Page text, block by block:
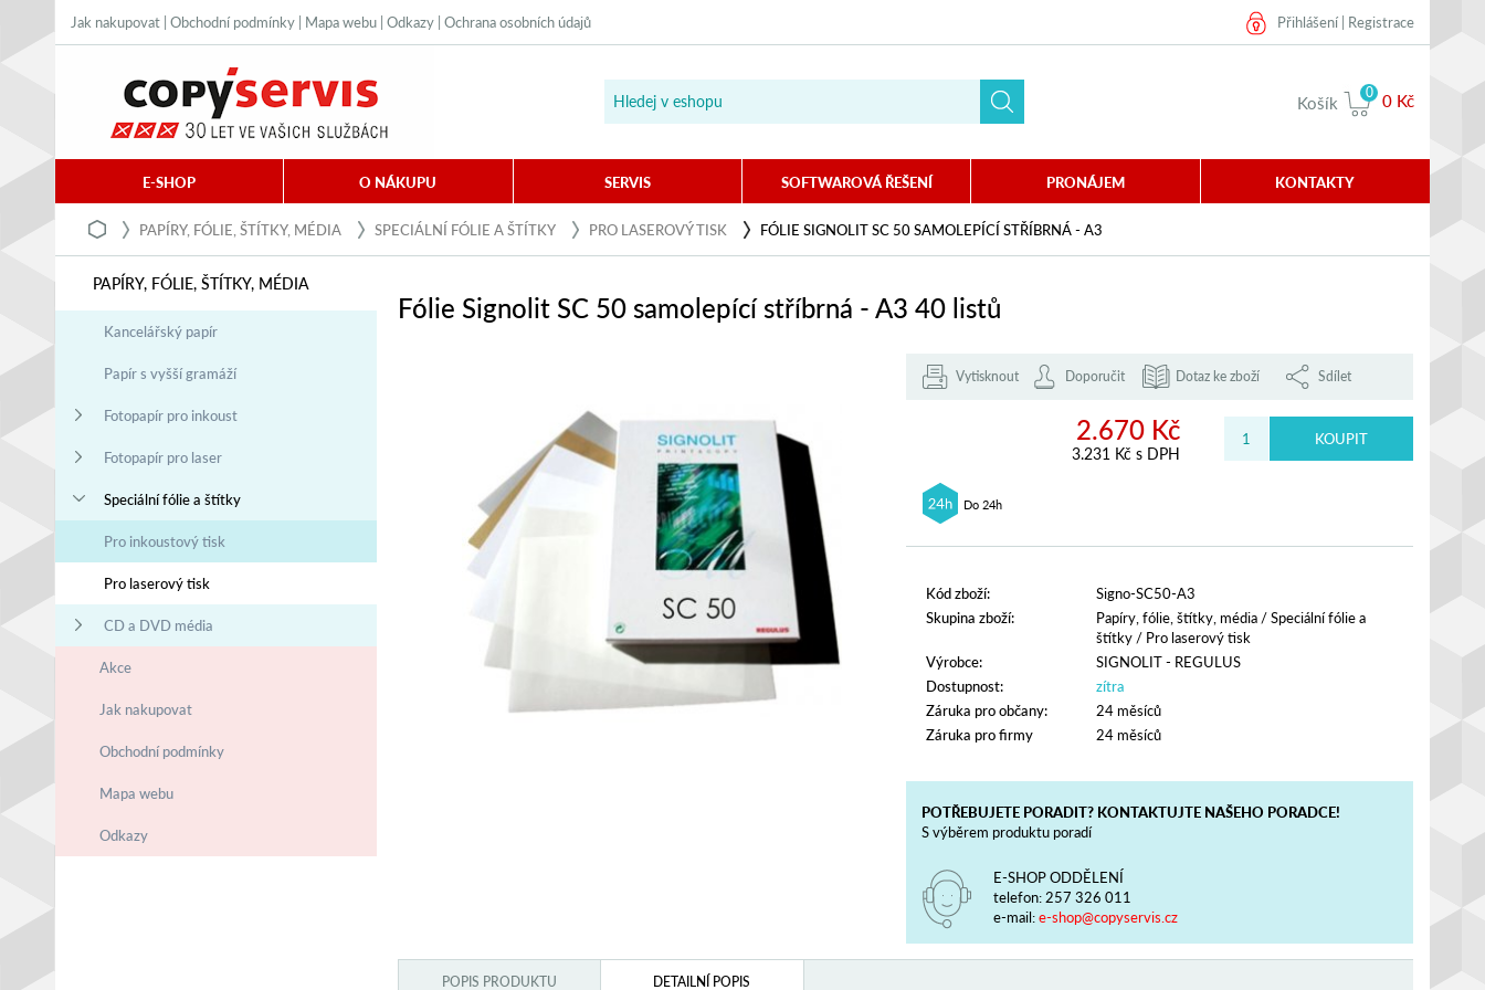
Jak nakupovat Obchodní podmínky Mapa webu Odkazy Ochrana osobních údajů Přihlášení Registrace
Košík
0 0 Kč
E-SHOP O NÁKUPU SERVIS SOFTWAROVÁ ŘEŠENÍ PRONÁJEM KONTAKTY
PAPÍRY, FÓLIE, ŠTÍTKY, MÉDIA SPECIÁLNÍ FÓLIE A ŠTÍTKY PRO LASEROVÝ TISK FÓLIE SIGNOLIT SC 50 SAMOLEPÍCÍ STŘÍBRNÁ - A3
PAPÍRY, FÓLIE, ŠTÍTKY, MÉDIA
Kancelářský papír
Papír s vyšší gramáží
Fotopapír pro inkoust
Fotopapír pro laser
Speciální fólie a štítky
Pro inkoustový tisk
Pro laserový tisk
CD a DVD média
Akce
Jak nakupovat
Obchodní podmínky
Mapa webu
Odkazy
Fólie Signolit SC 50 samolepící stříbrná - A3 40 listů
Vytisknout Doporučit Dotaz ke zboží Sdílet
2.670 Kč
3.231 Kč s DPH
Do 24h
Kód zboží:
Signo-SC50-A3
Skupina zboží:
Papíry, fólie, štítky, média/Speciální fólie a
štítky/ Pro laserový tisk
Výrobce:
SIGNOLIT - REGULUS
Dostupnost:
zítra
Záruka pro občany:
24 měsíců
Záruka pro firmy
24 měsíců
POTŘEBUJETE PORADIT? KONTAKTUJTE NAŠEHO PORADCE!
S výběrem produktu poradí
E-SHOP ODDĚLENÍ
telefon: 257 326 011
e-mail:e-shop@copyservis.cz
POPIS PRODUKTU DETAILNÍ POPIS